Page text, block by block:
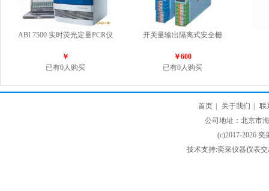
ABI 7500 实时荧光定量PCR仪
￥
已有0人购买
开关量输出隔离式安全栅
￥600
已有0人购买
首页 关于我们
联
公司地址：北京市
(c)2017-2026
技术支持:奕采仪器仪表